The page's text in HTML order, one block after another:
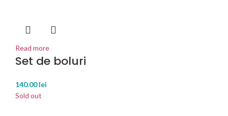
Read more
Set de boluri
140.00lei
Sold out